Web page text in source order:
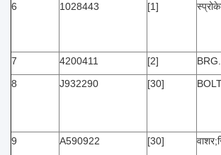
6 1028443 [1]
7 4200411 [2]
8
J932290 [30]
9 A590922 [30]